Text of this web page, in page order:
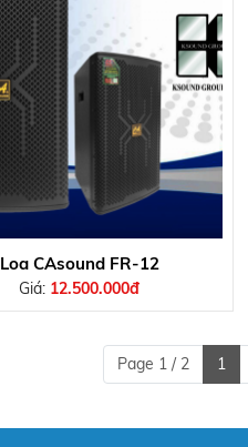
Loa CAsound FR-12
Giá: 12.500.000đ
Page 1 / 2 1